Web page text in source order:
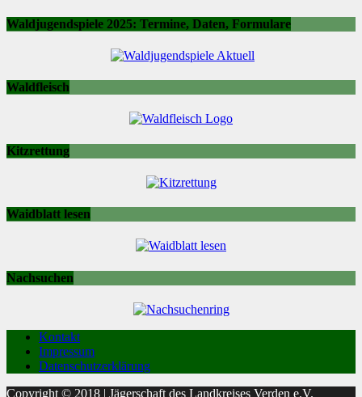
Waldjugendspiele 2025: Termine, Daten, Formulare
Waldfleisch
Kitzrettung
Waidblatt lesen
Nachsuchen
Kontakt
Impressum
Datenschutzerklärung
Copyright © 2018 | Jägerschaft des Landkreises Verden e.V.